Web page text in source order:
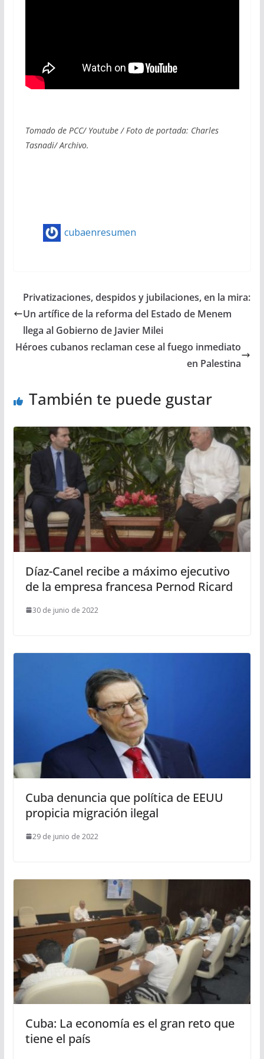
Tomado de PCC/ Youtube / Foto de portada: Charles
Tasnadi/ Archivo.
cubaenresumen
Privatizaciones, despidos y jubilaciones, en la mira:
Un artífice de la reforma del Estado de Menem
llega al Gobierno de Javier Milei
Héroes cubanos reclaman cese al fuego inmediato
en Palestina
También te puede gustar
Díaz-Canel recibe a máximo ejecutivo
de la empresa francesa Pernod Ricard
30 de junio de 2022
Cuba denuncia que política de EEUU
propicia migración ilegal
29 de junio de 2022
Cuba: La economía es el gran reto que
tiene el país